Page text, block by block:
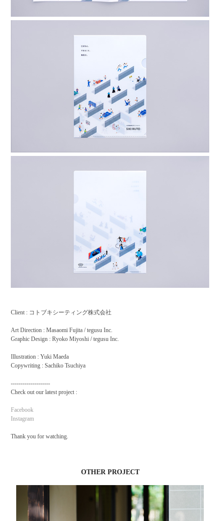
Client : コトブキシーティング株式会社
Art Direction : Masaomi Fujita / tegusu Inc.
Graphic Design : Ryoko Miyoshi / tegusu Inc.
Illustration : Yuki Maeda
Copywriting : Sachiko Tsuchiya
--------------------
Check out our latest project :
Facebook
Instagram
Thank you for watching.
OTHER PROJECT